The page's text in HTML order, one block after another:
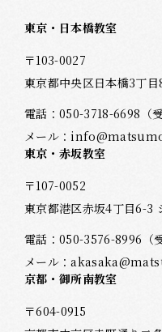
東京・日本橋教室
〒103-0027
東京都中央区日本橋3丁
電話：050-3718-6698 （
メール：
東京・赤坂教室
〒107-0052
東京都港区赤坂4丁目6-3
電話：050-3576-8996
メール：
京都・御所南教室
〒604-0915